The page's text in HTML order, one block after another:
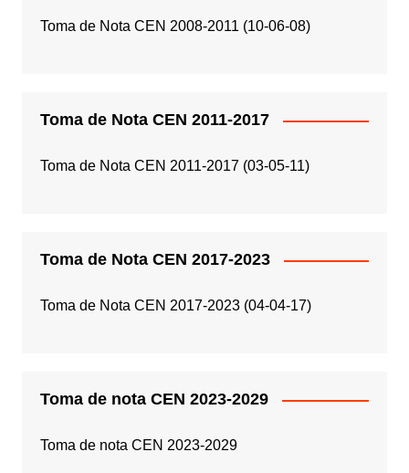
Toma de Nota CEN 2008-2011 (10-06-08)
Toma de Nota CEN 2011-2017
Toma de Nota CEN 2011-2017 (03-05-11)
Toma de Nota CEN 2017-2023
Toma de Nota CEN 2017-2023 (04-04-17)
Toma de nota CEN 2023-2029
Toma de nota CEN 2023-2029